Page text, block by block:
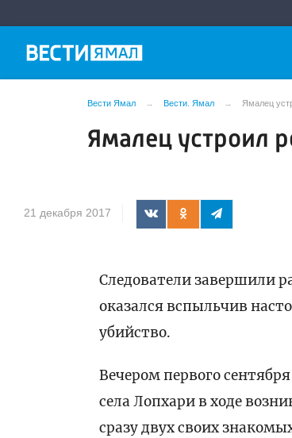
Вести Ямал Вести. Ямал Ямалец
Ямалец устроил
21 декабря 2017
Следователи завершили
оказался вспыльчив
убийство.
Вечером первого
села Лопхари в ходе
сразу двух своих